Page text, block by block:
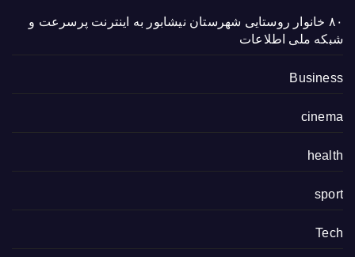
۸۰ خانوار روستایی شهرستان نیشابور به اینترنت پرسرعت و
شبکه ملی اطلاعات
Business
cinema
health
sport
Tech